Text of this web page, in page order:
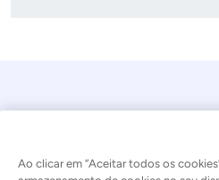
Ao clicar em “Aceitar todos os